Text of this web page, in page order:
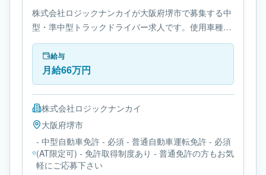
株式会社ロジックナンカイが大阪府堺市で募集する中
型・準中型トラックドライバー求人です。使用車種は
中型トラックです。勤務時間は- 変形労働時間制で
す。必要免許は- 中型自動車免許です。
給与
月給66万円
株式会社ロジックナンカイ
大阪府堺市
- 中型自動車免許 - 必須 - 普通自動車運転免許 - 必須
(AT限定可) - 免許取得制度あり - 普通免許の方もお気
軽にご応募下さい